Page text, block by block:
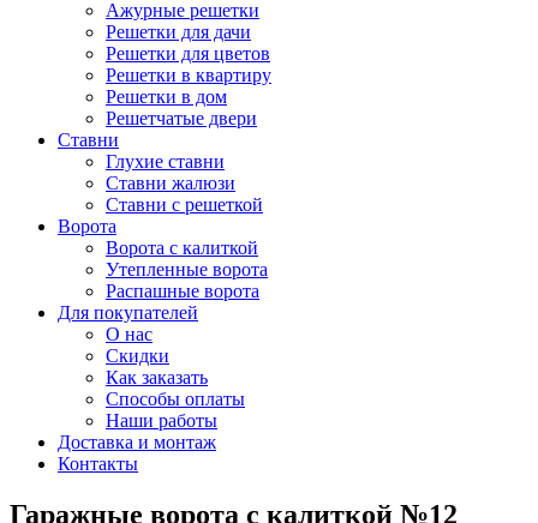
Ажурные решетки
Решетки для дачи
Решетки для цветов
Решетки в квартиру
Решетки в дом
Решетчатые двери
Ставни
Глухие ставни
Ставни жалюзи
Ставни с решеткой
Ворота
Ворота с калиткой
Утепленные ворота
Распашные ворота
Для покупателей
О нас
Скидки
Как заказать
Способы оплаты
Наши работы
Доставка и монтаж
Контакты
Гаражные ворота с калиткой №12